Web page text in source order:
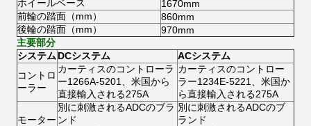
ホイールベース
1670mm
前輪の踏面（mm）
860mm
後輪の踏面（mm）
970mm
主要部分
システム DCシステム
ACシステム
コントロ
ーラー
カーティスのコントローラ
ー1266A-5201、米国から
直接輸入される275A
カーティスのコントロー
ラー1234E-5221、米国か
ら直接輸入される275A
モーター
別に刺激されるADCのブラ
ンド
別に刺激されるADCのブ
ランド